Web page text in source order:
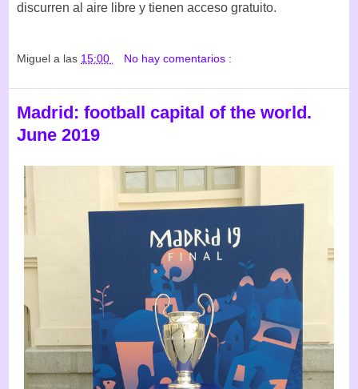
discurren al aire libre y tienen acceso gratuito.
Miguel a las 15:00 No hay comentarios :
Madrid: football capital of the world.
June 2019